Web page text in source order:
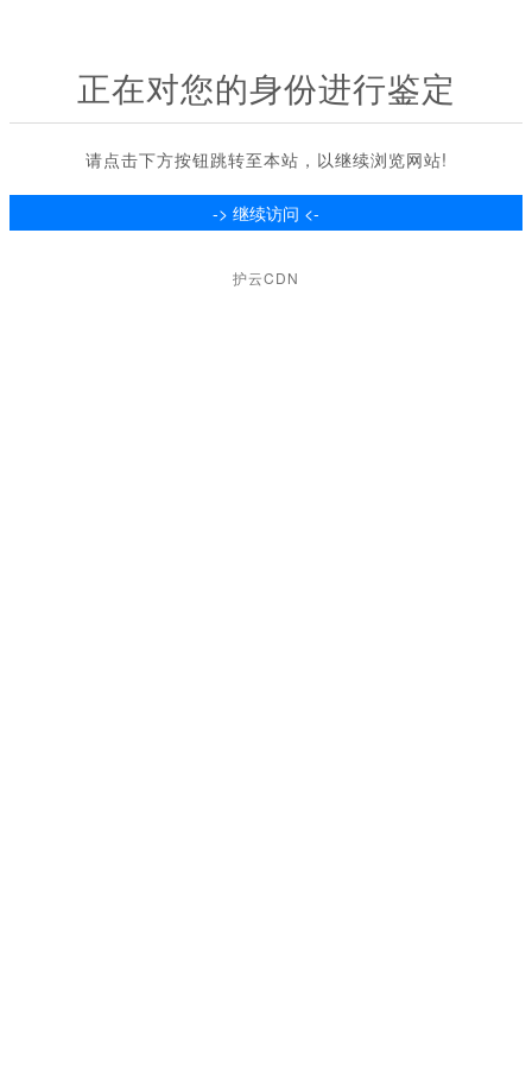
正在对您的身份进行鉴定
请点击下方按钮跳转至本站，以继续浏览网站!
护云CDN